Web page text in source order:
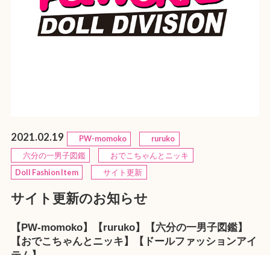
2021.02.19 PW-momoko
ruruko
六分の一男子図鑑
おでこちゃんとニッキ
Doll Fashion Item
サイト更新
サイト更新のお知らせ
【PW-momoko】【ruruko】【六分の一男子図鑑】
【おでこちゃんとニッキ】【ドールファッションアイ